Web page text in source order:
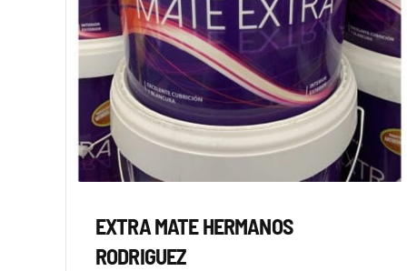
EXTRA MATE HERMANOS
RODRIGUEZ